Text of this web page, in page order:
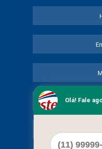
Olá! Fale